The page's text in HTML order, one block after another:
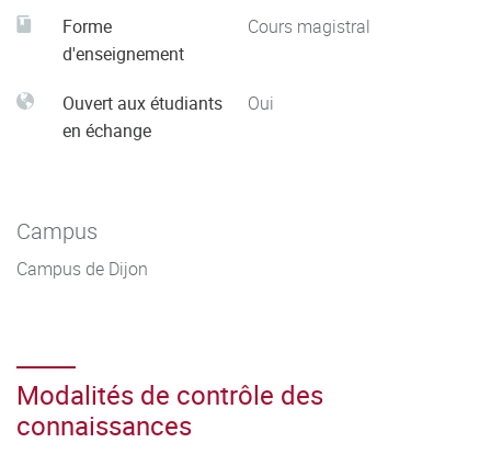
Forme
d'enseignement
Cours magistral
Ouvert aux étudiants
en échange
Oui
Campus
Campus de Dijon
Modalités de contrôle des
connaissances